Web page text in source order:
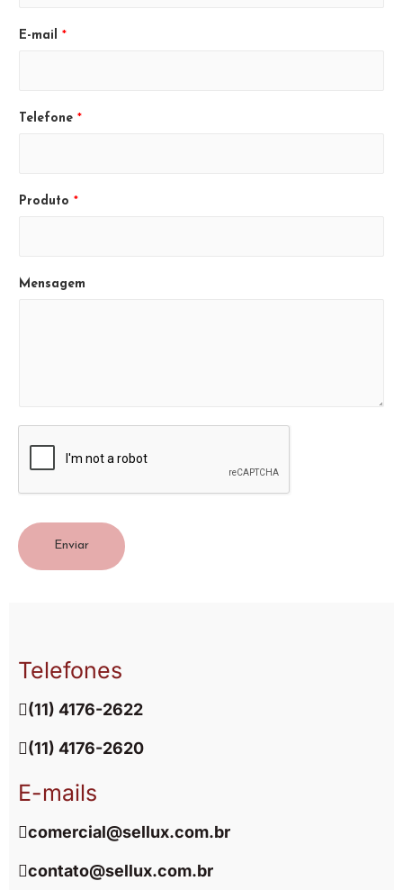
E-mail *
Telefone *
Produto *
Mensagem
Enviar
Telefones
(11) 4176-2622
(11) 4176-2620
E-mails
comercial@sellux.com.br
contato@sellux.com.br